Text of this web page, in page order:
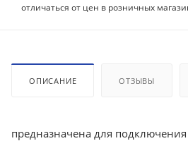
отличаться от цен в розничных
ОПИСАНИЕ ОТЗЫВЫ
предназначена для